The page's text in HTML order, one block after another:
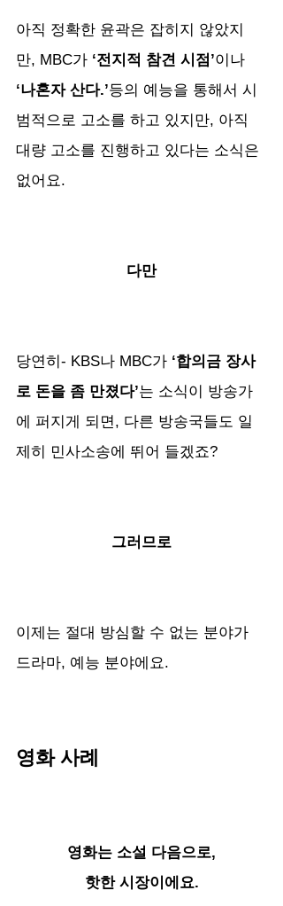
아직 정확한 윤곽은 잡히지 않았지
만, MBC가 ‘전지적 참견 시점’이나
‘나혼자 산다.’등의 예능을 통해서 시
범적으로 고소를 하고 있지만, 아직
대량 고소를 진행하고 있다는 소식은
없어요.
다만
당연히- KBS나 MBC가 ‘합의금 장사
로 돈을 좀 만졌다’는 소식이 방송가
에 퍼지게 되면, 다른 방송국들도 일
제히 민사소송에 뛰어 들겠죠?
그러므로
이제는 절대 방심할 수 없는 분야가
드라마, 예능 분야에요.
영화 사례
영화는 소설 다음으로,
핫한 시장이에요.